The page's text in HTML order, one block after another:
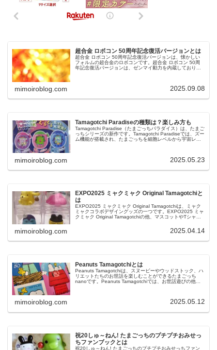
超合金 ロボコン 50周年記念復活バージョンとは
超合金 ロボコン 50周年記念復活バージョンは、懐かしい
フォルムの超合金のロボコンです。超合金 ロボコン 50周
年記念復活バージョンは、ゼンマイ動力を内蔵しており、
mimoiroblog.com 2025.09.08
Tamagotchi Paradiseの種類は？楽しみ方も
Tamagotchi Paradise（たまごっちパラダイス）は、たまご
っちシリーズの新作です。Tamagotchi Paradiseでは、ズー
ム機能が搭載され、たまごっちを細胞レベルから宇宙レベ
mimoiroblog.com 2025.05.23
EXPO2025 ミャクミャク Original Tamagotchiと
は
EXPO2025 ミャクミャク Original Tamagotchiは、ミャク
ミャクコラボデザイングッズの一つです。EXPO2025 ミャ
クミャク Original Tamagotchiの他、マスコットやTシャツ
mimoiroblog.com 2025.04.14
Peanuts Tamagotchiとは
Peanuts Tamagotchiは、スヌーピーやウッドストック、ハ
リエットたちのお世話を楽しむことができるたまごっち
nanoです。Peanuts Tamagotchiでは、お世話遊びの他
mimoiroblog.com 2025.05.12
祝20しゅ～ねん! たまごっちのプチプチおみせっ
ちファンブックとは
祝20しゅ～ねん! たまごっちのプチプチおみせっちファン